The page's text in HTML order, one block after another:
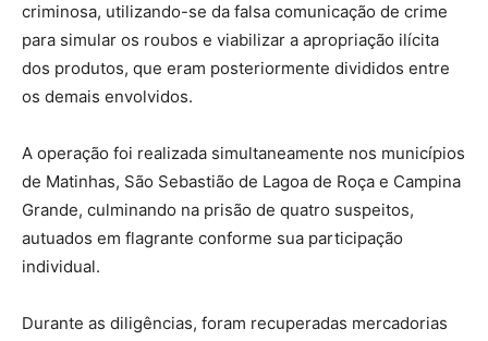
criminosa, utilizando-se da falsa comunicação de crime
para simular os roubos e viabilizar a apropriação ilícita
dos produtos, que eram posteriormente divididos entre
os demais envolvidos.
A operação foi realizada simultaneamente nos municípios
de Matinhas, São Sebastião de Lagoa de Roça e Campina
Grande, culminando na prisão de quatro suspeitos,
autuados em flagrante conforme sua participação
individual.
Durante as diligências, foram recuperadas mercadorias